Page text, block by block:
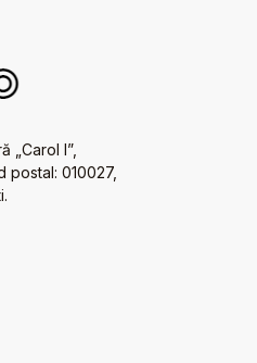
„Carol I”,
postal: 010027,